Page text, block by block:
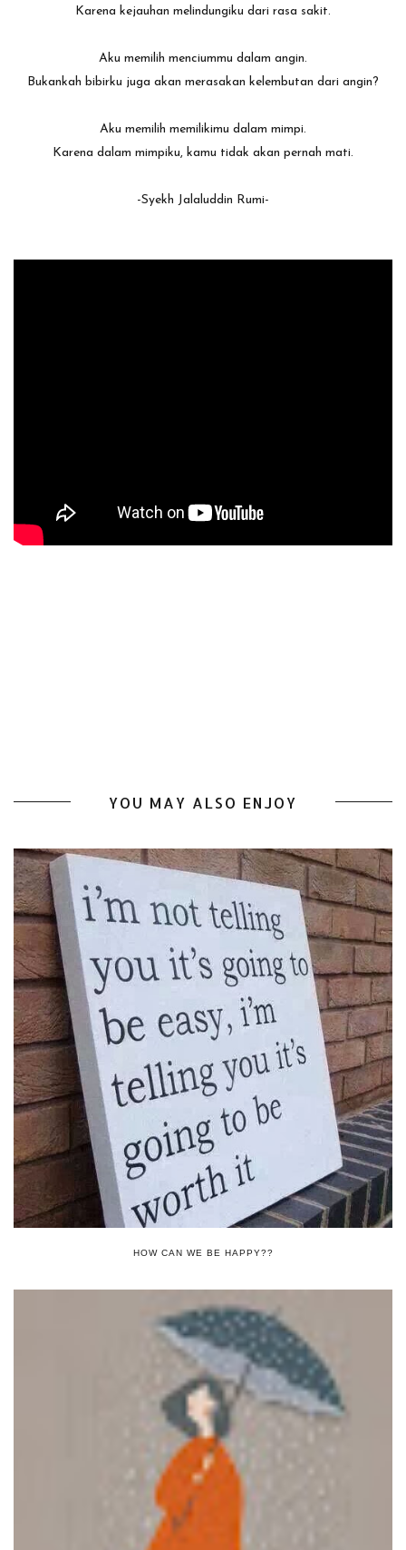
Karena kejauhan melindungiku dari rasa sakit.
Aku memilih menciummu dalam angin.
Bukankah bibirku juga akan merasakan kelembutan dari angin?
Aku memilih memilikimu dalam mimpi.
Karena dalam mimpiku, kamu tidak akan pernah mati.
-Syekh Jalaluddin Rumi-
YOU MAY ALSO ENJOY
HOW CAN WE BE HAPPY??